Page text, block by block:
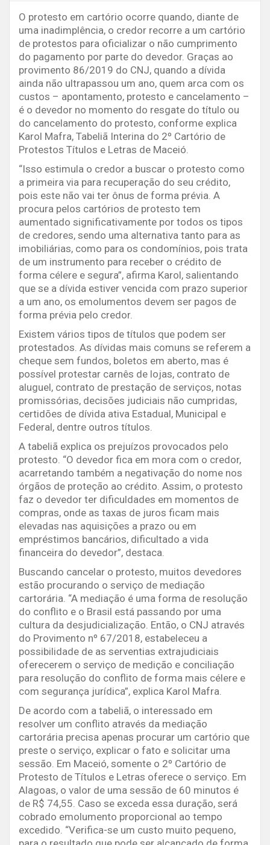
O protesto em cartório ocorre quando, diante de
uma inadimplência, o credor recorre a um cartório
de protestos para oficializar o não cumprimento
do pagamento por parte do devedor. Graças ao
provimento 86/2019 do CNJ, quando a dívida
ainda não ultrapassou um ano, quem arca com os
custos – apontamento, protesto e cancelamento –
é o devedor no momento do resgate do título ou
do cancelamento do protesto, conforme explica
Karol Mafra, Tabeliã Interina do 2º Cartório de
Protestos Títulos e Letras de Maceió.
“Isso estimula o credor a buscar o protesto como
a primeira via para recuperação do seu crédito,
pois este não vai ter ônus de forma prévia. A
procura pelos cartórios de protesto tem
aumentado significativamente por todos os tipos
de credores, sendo uma alternativa tanto para as
imobiliárias, como para os condomínios, pois trata
de um instrumento para receber o crédito de
forma célere e segura”, afirma Karol, salientando
que se a dívida estiver vencida com prazo superior
a um ano, os emolumentos devem ser pagos de
forma prévia pelo credor.
Existem vários tipos de títulos que podem ser
protestados. As dívidas mais comuns se referem a
cheque sem fundos, boletos em aberto, mas é
possível protestar carnês de lojas, contrato de
aluguel, contrato de prestação de serviços, notas
promissórias, decisões judiciais não cumpridas,
certidões de dívida ativa Estadual, Municipal e
Federal, dentre outros títulos.
A tabeliã explica os prejuízos provocados pelo
protesto. “O devedor fica em mora com o credor,
acarretando também a negativação do nome nos
órgãos de proteção ao crédito. Assim, o protesto
faz o devedor ter dificuldades em momentos de
compras, onde as taxas de juros ficam mais
elevadas nas aquisições a prazo ou em
empréstimos bancários, dificultado a vida
financeira do devedor”, destaca.
Buscando cancelar o protesto, muitos devedores
estão procurando o serviço de mediação
cartorária. “A mediação é uma forma de resolução
do conflito e o Brasil está passando por uma
cultura da desjudicialização. Então, o CNJ através
do Provimento nº 67/2018, estabeleceu a
possibilidade de as serventias extrajudiciais
oferecerem o serviço de medição e conciliação
para resolução do conflito de forma mais célere e
com segurança jurídica”, explica Karol Mafra.
De acordo com a tabeliã, o interessado em
resolver um conflito através da mediação
cartorária precisa apenas procurar um cartório que
preste o serviço, explicar o fato e solicitar uma
sessão. Em Maceió, somente o 2º Cartório de
Protesto de Títulos e Letras oferece o serviço. Em
Alagoas, o valor de uma sessão de 60 minutos é
de R$ 74,55. Caso se exceda essa duração, será
cobrado emolumento proporcional ao tempo
excedido. “Verifica-se um custo muito pequeno,